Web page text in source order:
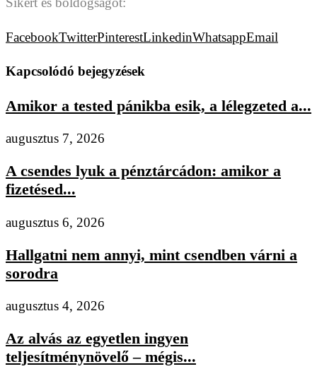
FacebookTwitterPinterestLinkedinWhatsappEmail
Kapcsolódó bejegyzések
Amikor a tested pánikba esik, a lélegzeted a...
augusztus 7, 2026
A csendes lyuk a pénztárcádon: amikor a
fizetésed...
augusztus 6, 2026
Hallgatni nem annyi, mint csendben várni a
sorodra
augusztus 4, 2026
Az alvás az egyetlen ingyen
teljesítménynövelő – mégis...